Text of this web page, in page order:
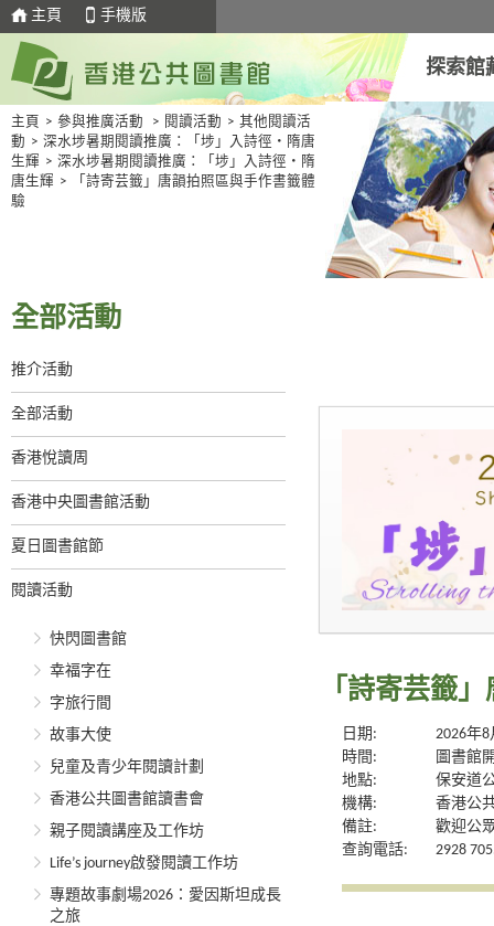
主頁 手機版
探索館
主頁 > 參與推廣活動 > 閱讀活動 > 其他閱讀活
動 > 深水埗暑期閱讀推廣：「埗」入詩徑・隋唐
生輝 > 深水埗暑期閱讀推廣：「埗」入詩徑・隋
唐生輝 >
「詩寄芸籤」唐韻拍照區與手作書籤體
驗
全部活動
推介活動
全部活動
香港悅讀周
香港中央圖書館活動
夏日圖書館節
閱讀活動
快閃圖書館
幸福字在
字旅行間
故事大使
兒童及青少年閱讀計劃
香港公共圖書館讀書會
親子閱讀講座及工作坊
Life’s journey啟發閱讀工作坊
專題故事劇場2026：愛因斯坦成長
之旅
「詩寄芸籤
日期:
2026年
時間:
圖書館
地點:
保安道
機構:
香港公
備註:
歡迎公
查詢電話:
2928